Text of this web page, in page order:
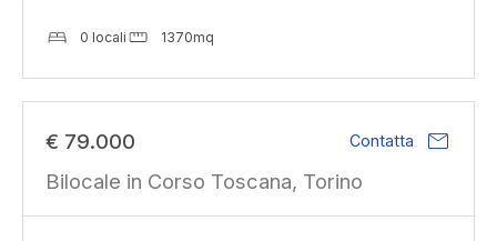
0 locali 1370mq
€ 79.000 Contatta mail
Bilocale in Corso Toscana, Torino